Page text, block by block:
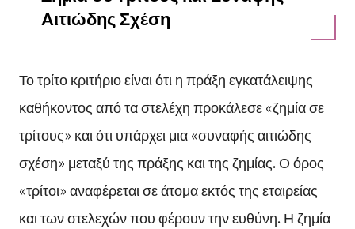
Αιτιώδης Σχέση
Το τρίτο κριτήριο είναι ότι η πράξη εγκατάλειψης
καθήκοντος από τα στελέχη προκάλεσε «ζημία σε
τρίτους» και ότι υπάρχει μια «συναφής αιτιώδης
σχέση» μεταξύ της πράξης και της ζημίας. Ο όρος
«τρίτοι» αναφέρεται σε άτομα εκτός της εταιρείας
και των στελεχών που φέρουν την ευθύνη. Η ζημία